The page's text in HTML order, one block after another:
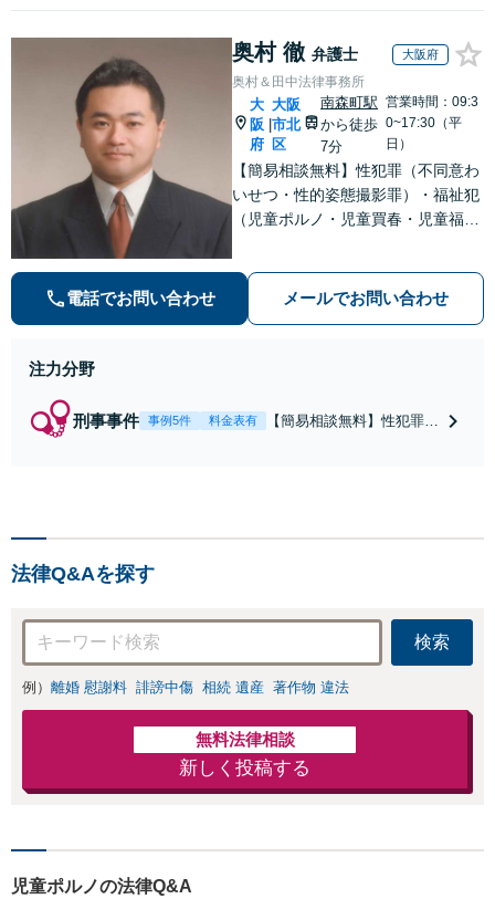
奥村 徹 弁護士 大阪府
奥村＆田中法律事務所
大
阪
府
大阪
市北
区
南森町駅
から徒歩
7分
営業時間：09:3
0~17:30（平
日）
【簡易相談無料】性犯罪（不同意わ
いせつ・性的姿態撮影罪）・福祉犯
（児童ポルノ・児童買春・児童福祉
等）に非常に詳しい弁護士です
電話でお問い合わせ メールでお問い合わせ
注力分野
刑事事件 事例5件 料金表有
【簡易相談無料】性犯罪
法律Q&Aを探す
検索
例） 離婚 慰謝料 誹謗中傷 相続 遺産 著作物 違法
無料法律相談
新しく投稿する
児童ポルノの法律Q&A